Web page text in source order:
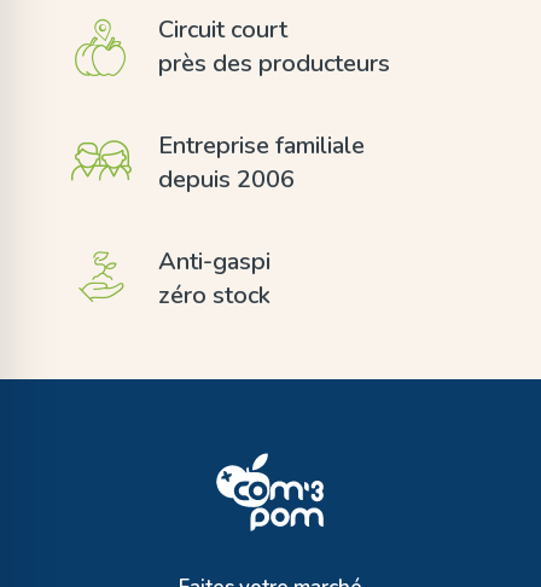
Circuit court
près des producteurs
Entreprise familiale
depuis 2006
Anti-gaspi
zéro stock